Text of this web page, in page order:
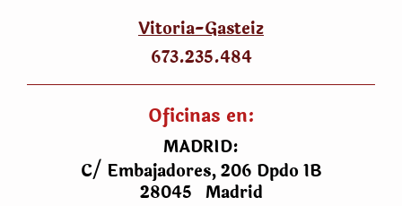
Vitoria-Gasteiz
673.235.484
Oficinas en:
MADRID:
C/ Embajadores, 206 Dpdo 1B
28045 Madrid